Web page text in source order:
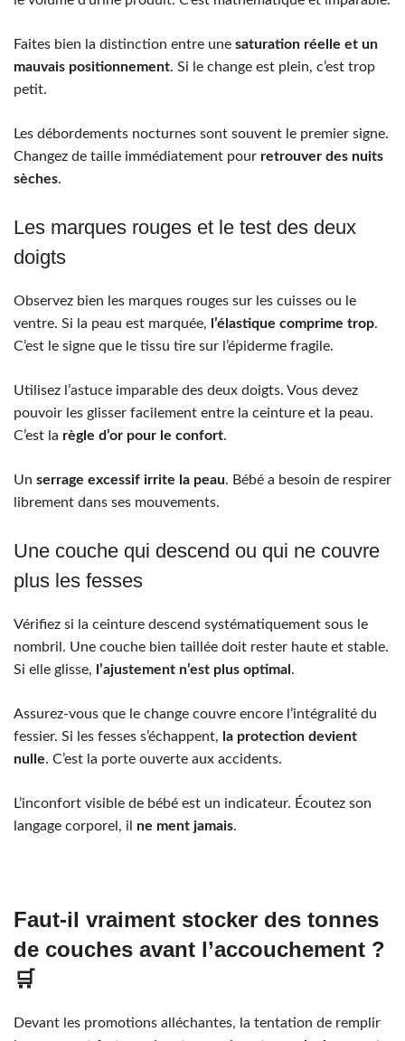
Faites bien la distinction entre une saturation réelle et un
mauvais positionnement. Si le change est plein, c’est trop
petit.
Les débordements nocturnes sont souvent le premier signe.
Changez de taille immédiatement pour retrouver des nuits
sèches.
Les marques rouges et le test des deux
doigts
Observez bien les marques rouges sur les cuisses ou le
ventre. Si la peau est marquée, l’élastique comprime trop.
C’est le signe que le tissu tire sur l’épiderme fragile.
Utilisez l’astuce imparable des deux doigts. Vous devez
pouvoir les glisser facilement entre la ceinture et la peau.
C’est la règle d’or pour le confort.
Un serrage excessif irrite la peau. Bébé a besoin de respirer
librement dans ses mouvements.
Une couche qui descend ou qui ne couvre
plus les fesses
Vérifiez si la ceinture descend systématiquement sous le
nombril. Une couche bien taillée doit rester haute et stable.
Si elle glisse, l’ajustement n’est plus optimal.
Assurez-vous que le change couvre encore l’intégralité du
fessier. Si les fesses s’échappent, la protection devient
nulle. C’est la porte ouverte aux accidents.
L’inconfort visible de bébé est un indicateur. Écoutez son
langage corporel, il ne ment jamais.
Faut-il vraiment stocker des tonnes
de couches avant l’accouchement ?
🛒
Devant les promotions alléchantes, la tentation de remplir